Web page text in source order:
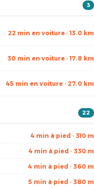
3
22 min en voiture · 13.0 km
30 min en voiture · 17.8 km
45 min en voiture · 27.0 km
22
4 min à pied · 310 m
4 min à pied · 330 m
4 min à pied · 360 m
5 min à pied · 380 m